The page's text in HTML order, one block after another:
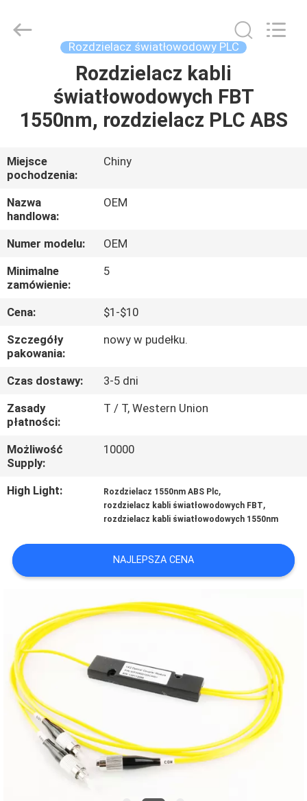
PRODUKTY
O
NAS
WYCIECZKA
PO
FABRYCE
KONTROLA
JAKOŚCI
SKONTAKTUJ
SIĘ
Z
NAMI
AKTUALNOŚCI
WSZYSTKIE
PRZYPADKI
SITEMAP
PRIVACY
POLICY
Management
Services
Rozdzielacz światłowodowy PLC
Rozdzielacz kabli
światłowodowych FBT
1550nm, rozdzielacz PLC ABS
Miejsce
pochodzenia:
Chiny
Nazwa
handlowa:
OEM
Numer modelu:
OEM
Minimalne
zamówienie:
5
Cena:
$1-$10
Szczegóły
pakowania:
nowy w pudełku.
Czas dostawy:
3-5 dni
Zasady
płatności:
T / T, Western Union
Możliwość
Supply:
10000
High Light: Rozdzielacz 1550nm ABS Plc,
rozdzielacz kabli światłowodowych FBT,
rozdzielacz kabli światłowodowych 1550nm
NAJLEPSZA CENA